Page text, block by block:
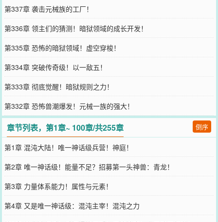
第337章 袭击元械族的工厂！
第336章 领主们的猜测！暗狱领域的成长开发！
第335章 恐怖的暗狱领域！虚空穿梭！
第334章 突破传奇级！以一敌五！
第333章 彻底觉醒！暗狱规则之力！
第332章 恐怖兽潮爆发！元械一族的强大！
章节列表，第1章~ 100章/共255章 倒序
第1章 混沌大陆！唯一神话级兵营！神庭！
第2章 唯一神话级！能量不足？招募第一头神兽：青龙！
第3章 力量体系能力！属性与元素！
第4章 又是唯一神话级：混沌主宰！混沌之力